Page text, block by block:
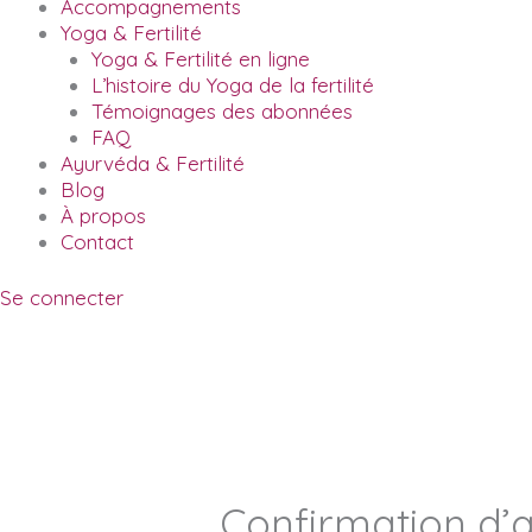
Accompagnements
Yoga & Fertilité
Yoga & Fertilité en ligne
L’histoire du Yoga de la fertilité
Témoignages des abonnées
FAQ
Ayurvéda & Fertilité
Blog
À propos
Contact
Se connecter